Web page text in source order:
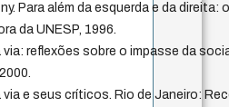
Para além da esquerda e da
da UNESP, 1996.
via: reflexões sobre o impasse da
via e seus críticos. Rio de Janeiro: